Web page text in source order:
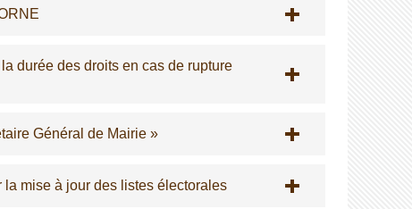
durée des droits en cas de rupture
Général de Mairie »
mise à jour des listes électorales